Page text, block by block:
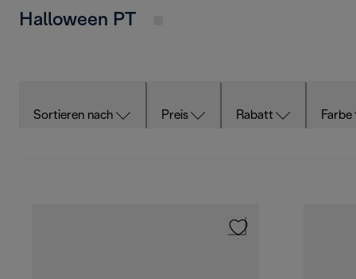
Halloween PT
Sortieren nach Preis Rabatt Farbe